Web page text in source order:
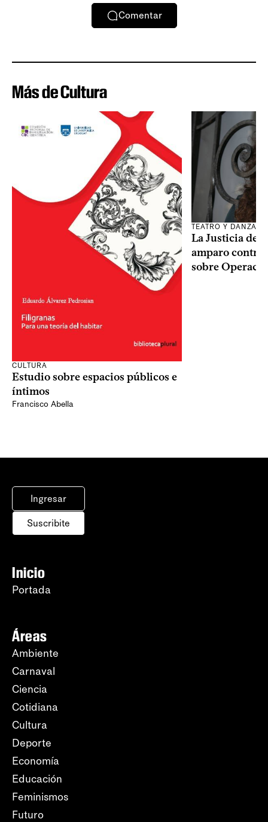
Comentar
Más de Cultura
CULTURA
Estudio sobre espacios públicos e
íntimos
Francisco Abella
TEATRO Y DANZA
La Justicia
amparo contra
sobre
Ingresar
Suscribite
Inicio
Portada
Áreas
Ambiente
Carnaval
Ciencia
Cotidiana
Cultura
Deporte
Economía
Educación
Feminismos
Futuro